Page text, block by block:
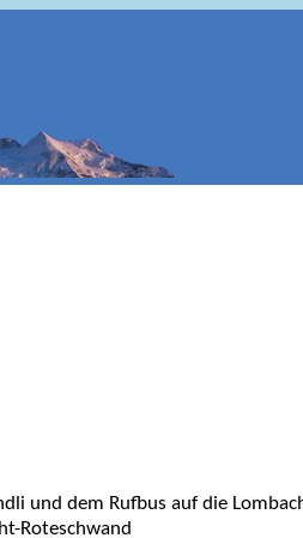
und dem Rufbus auf die
Roteschwand